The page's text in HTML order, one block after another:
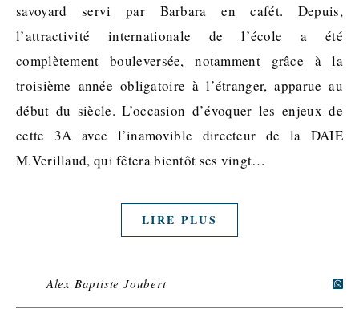
savoyard servi par Barbara en cafét. Depuis,
l’attractivité internationale de l’école a été
complètement bouleversée, notamment grâce à la
troisième année obligatoire à l’étranger, apparue au
début du siècle. L’occasion d’évoquer les enjeux de
cette 3A avec l’inamovible directeur de la DAIE
M.Verillaud, qui fêtera bientôt ses vingt…
LIRE PLUS
Alex Baptiste Joubert